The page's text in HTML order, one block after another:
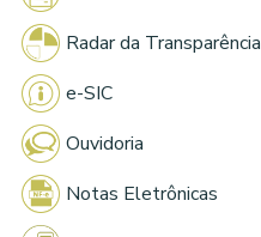
Radar da Transparência
e-SIC
Ouvidoria
Notas Eletrônicas